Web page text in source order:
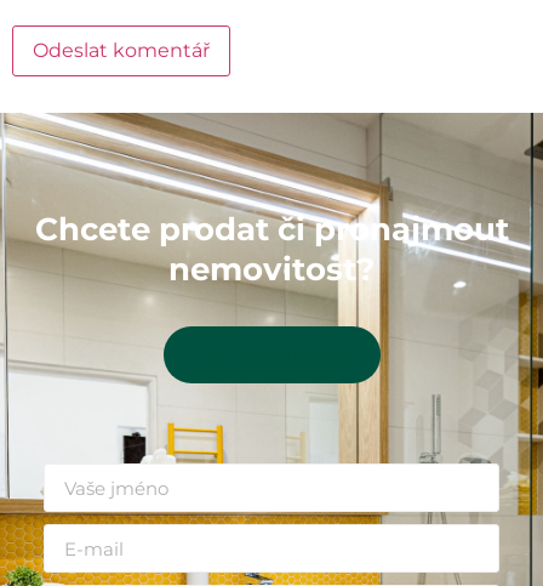
Chcete prodat či pronajmout
nemovitost?